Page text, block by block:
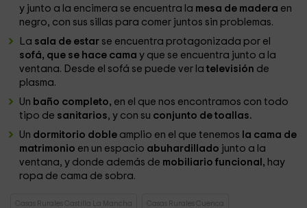
y junto a la encimera se encuentra la mesa de madera en
negro, con sus sillas para comer juntos sin problemas.
La sala de estar se encuentra protagonizada por el
sofá, que se hace cama y que se encuentra junto a la
ventana. Desde el sofá se puede ver latelevisión de
plasma.
Un baño completo, en el que nos encontramos con todo
tipo de sanitarios, y con su conjunto de toallas.
Un dormitorio doble amplio en el que tenemos la cama de
matrimonio en un espacio abuhardillado junto a la
ventana, y donde además de mobiliario funcional, hay
ropa de cama de sobra.
Casas Rurales Castilla La Mancha Casas Rurales Cuenca